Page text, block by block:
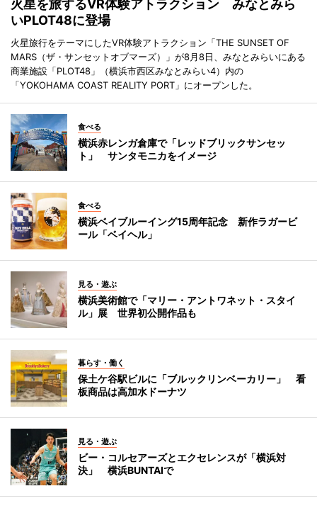
火星を旅するVR体験アトラクション みなとみら
いPLOT48に登場
火星旅行をテーマにしたVR体験アトラクション「THE SUNSET OF
MARS（ザ・サンセットオブマーズ）」が8月8日、みなとみらいにある
商業施設「PLOT48」（横浜市西区みなとみらい4）内の
「YOKOHAMA COAST REALITY PORT」にオープンした。
食べる
横浜赤レンガ倉庫で「レッドブリックサンセッ
ト」 サンタモニカをイメージ
食べる
横浜ベイブルーイング15周年記念 新作ラガービ
ール「ベイヘル」
見る・遊ぶ
横浜美術館で「マリー・アントワネット・スタイ
ル」展 世界初公開作品も
暮らす・働く
保土ケ谷駅ビルに「ブルックリンベーカリー」 看
板商品は高加水ドーナツ
見る・遊ぶ
ビー・コルセアーズとエクセレンスが「横浜対
決」 横浜BUNTAIで